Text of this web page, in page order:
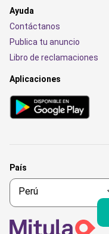
Ayuda
Contáctanos
Publica tu anuncio
Libro de reclamaciones
Aplicaciones
País